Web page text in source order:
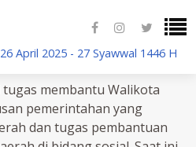
April 2025 - 27 Syawwal 1446 H
membantu Walikota
pemerintahan yang
dan tugas pembantuan